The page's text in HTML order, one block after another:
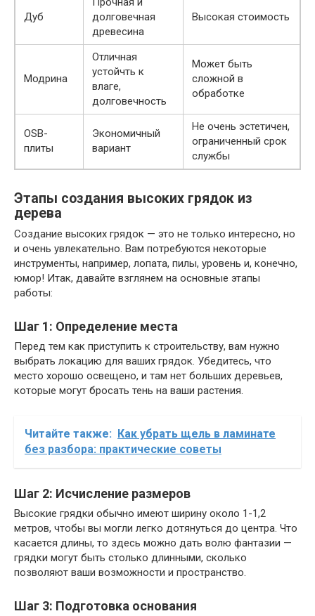
Дуб
долговечная
древесина
Высокая стоимость
Модрина
Отличная
устойчть к
влаге,
долговечность
Может быть
сложной в
обработке
OSB-
плиты
Экономичный
вариант
Не очень эстетичен,
ограниченный срок
службы
Этапы создания высоких грядок из
дерева
Создание высоких грядок — это не только интересно, но
и очень увлекательно. Вам потребуются некоторые
инструменты, например, лопата, пилы, уровень и, конечно,
юмор! Итак, давайте взглянем на основные этапы
работы:
Шаг 1: Определение места
Перед тем как приступить к строительству, вам нужно
выбрать локацию для ваших грядок. Убедитесь, что
место хорошо освещено, и там нет больших деревьев,
которые могут бросать тень на ваши растения.
Читайте также:
Как убрать щель в ламинате
без разбора: практические советы
Шаг 2: Исчисление размеров
Высокие грядки обычно имеют ширину около 1-1,2
метров, чтобы вы могли легко дотянуться до центра. Что
касается длины, то здесь можно дать волю фантазии —
грядки могут быть столько длинными, сколько
позволяют ваши возможности и пространство.
Шаг 3: Подготовка основания